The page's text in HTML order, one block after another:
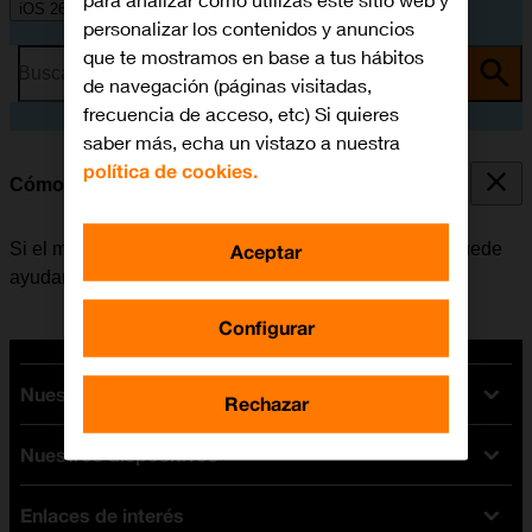
iOS 26
Busca por problema o tema
Cómo reiniciar el móvil
Si el móvil funciona muy lentamente o no responde, puede
ayudar el reiniciarlo.
Nuestras tarifas
Tarifas Orange
Tarifas fibra y móvil
Nuestros dispositivos
Ofertas en móviles
Enlaces de interés
personalizar los contenidos y anuncios
que te mostramos en base a tus hábitos
de navegación (páginas visitadas,
frecuencia de acceso, etc) Si quieres
saber más, echa un vistazo a nuestra
política de cookies.
Configurar
Rechazar
Aceptar